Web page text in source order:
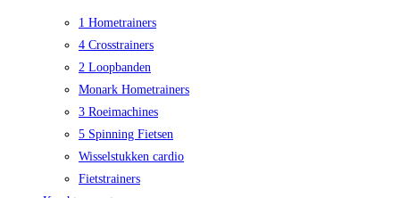
1 Hometrainers
4 Crosstrainers
2 Loopbanden
Monark Hometrainers
3 Roeimachines
5 Spinning Fietsen
Wisselstukken cardio
Fietstrainers